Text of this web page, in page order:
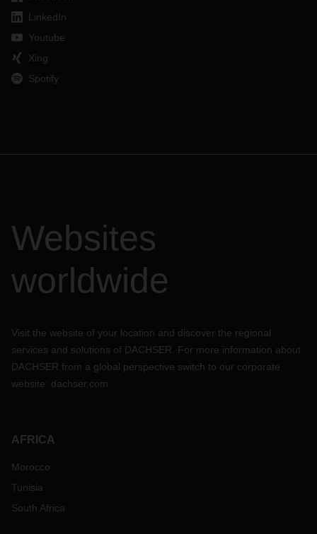
LinkedIn
Youtube
Xing
Spotify
Websites
worldwide
Visit the website of your location and discover the regional
services and solutions of DACHSER. For more information about
DACHSER from a global perspective switch to our corporate
website: dachser.com
AFRICA
Morocco
Tunisia
South Africa